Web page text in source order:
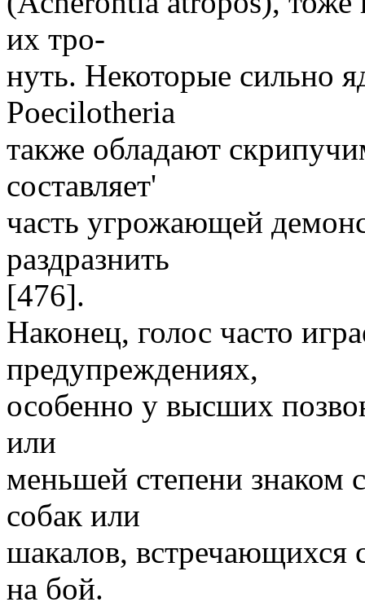
их тро-
нуть. Некоторые сильно
Poecilotheria
также обладают
составляет'
часть угрожающей
раздразнить
[476].
Наконец, голос часто
предупреждениях,
особенно у высших
или
меньшей степени знаком
собак или
шакалов, встречающихся
на бой.